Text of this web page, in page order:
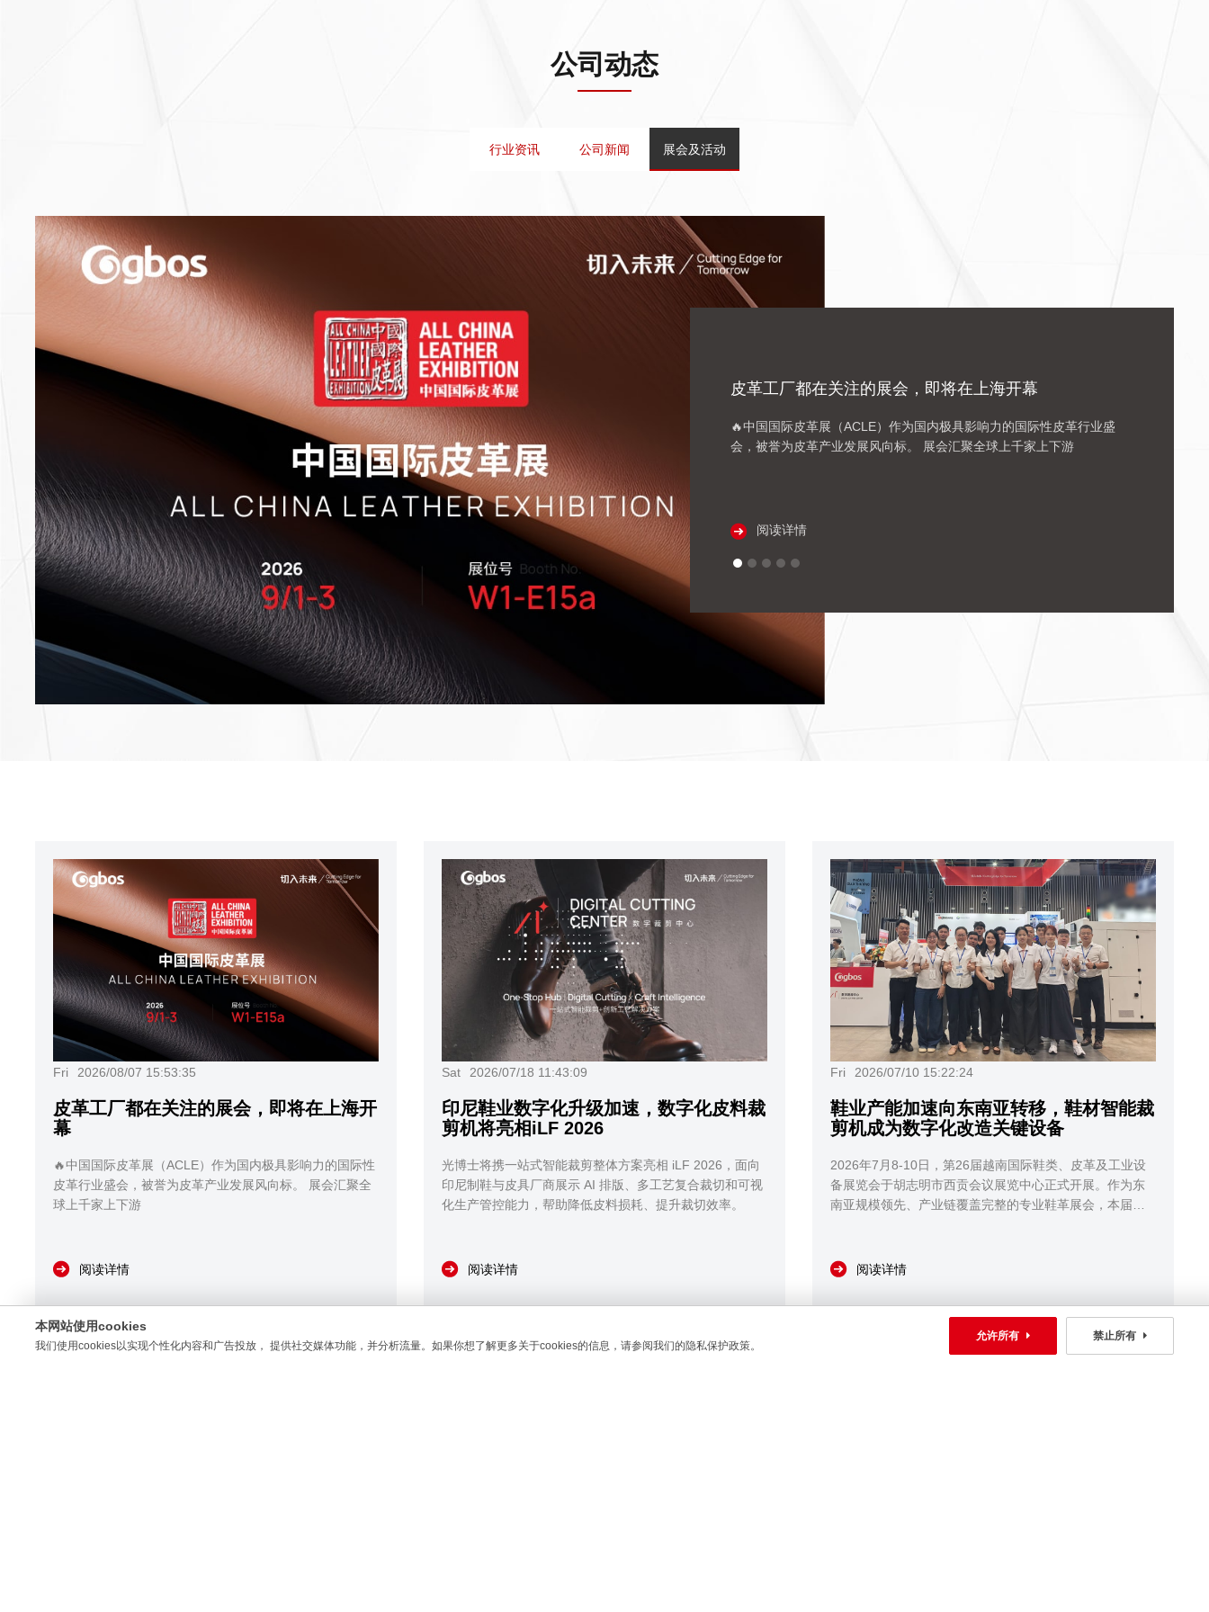
公司动态
行业资讯 公司新闻 展会及活动
皮革工厂都在关注的展会，即将在上海开幕
🔥中国国际皮革展（ACLE）作为国内极具影响力的国际性皮革行业盛
会，被誉为皮革产业发展风向标。 展会汇聚全球上千家上下游
阅读详情
Fri 2026/08/07 15:53:35
皮革工厂都在关注的展会，即将在上海开
幕
🔥中国国际皮革展（ACLE）作为国内极具影响力的国际性
皮革行业盛会，被誉为皮革产业发展风向标。 展会汇聚全
球上千家上下游
阅读详情
Sat 2026/07/18 11:43:09
印尼鞋业数字化升级加速，数字化皮料裁
剪机将亮相iLF 2026
光博士将携一站式智能裁剪整体方案亮相 iLF 2026，面向
印尼制鞋与皮具厂商展示 AI 排版、多工艺复合裁切和可视
化生产管控能力，帮助降低皮料损耗、提升裁切效率。
阅读详情
Fri 2026/07/10 15:22:24
鞋业产能加速向东南亚转移，鞋材智能裁
剪机成为数字化改造关键设备
2026年7月8-10日，第26届越南国际鞋类、皮革及工业设
备展览会于胡志明市西贡会议展览中心正式开展。作为东
南亚规模领先、产业链覆盖完整的专业鞋革展会，本届展
赛道，是区域内洞察产业趋势、落地智造升级。
阅读详情
本网站使用cookies
我们使用cookies以实现个性化内容和广告投放， 提供社交媒体功能，并分析流量。如果你想了解更多关于cookies的信息，请参阅我们的隐私保护政策。
允许所有 禁止所有